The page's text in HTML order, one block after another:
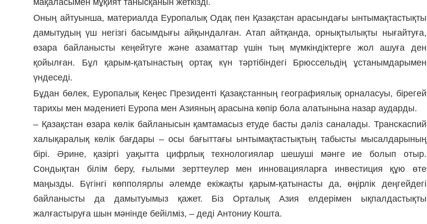
Оның айтуынша, материалда Еуропалық Одақ пен Қазақстан арасындағы ынтымақтастықты
дамытудың үш негізгі басымдығы айқындалған. Атап айтқанда, орнықтылықты нығайтуға,
өзара байланысты кеңейтуге және азаматтар үшін тың мүмкіндіктерге жол ашуға ден
қойылған. Бұл қарым-қатынастың ортақ күн тәртібіндегі Брюссельдің ұстанымдарымен
үндеседі.
Бұдан бөлек, Еуропалық Кеңес Президенті Қазақстанның географиялық орналасуы, бірегей
тарихы мен мәдениеті Еуропа мен Азияның арасына көпір бола алатынына назар аударды.
– Қазақстан өзара көлік байланысын қамтамасыз етуде басты дәліз саналады. Транскаспий
халықаралық көлік бағдары – осы бағыттағы ынтымақтастықтың табысты мысалдарының
бірі. Әрине, қазіргі уақытта цифрлық технологиялар шешуші мәнге ие болып отыр.
Сондықтан білім беру, ғылыми зерттеулер мен инновацияларға инвестиция құю өте
маңызды. Бүгінгі көпполярлы әлемде екіжақты қарым-қатынасты да, өңірлік деңгейдегі
байланысты да дамытуымыз қажет. Біз Орталық Азия елдерімен ықпалдастықты
жалғастыруға шын мәнінде бейілміз, – деді Антониу Кошта.